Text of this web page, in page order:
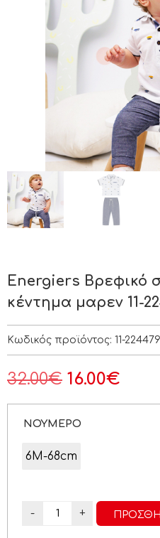
Energiers Βρεφικό
κέντημα μαρεν 11-
Κωδικός προϊόντος: 11-
32.00€ 16.00€
ΝΟΥΜΕΡΟ
6Μ-68cm
- +